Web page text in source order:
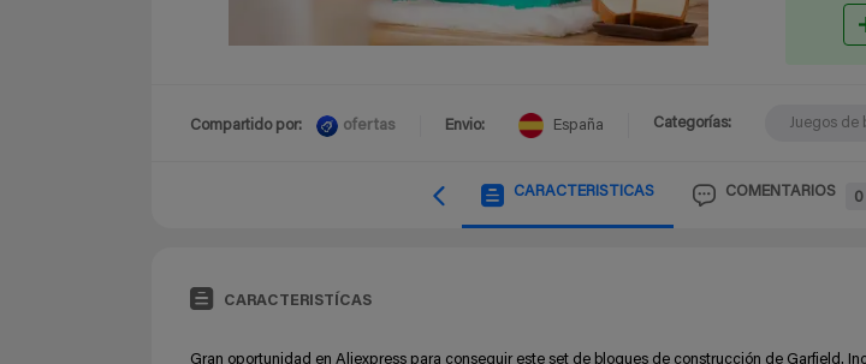
Compartido por: ofertas Envio: España Categorías: Juegos de
CARACTERISTICAS COMENTARIOS 0
CARACTERISTÍCAS
Gran oportunidad en Aliexpress para conseguir este set de bloques de construcción de Garfield.